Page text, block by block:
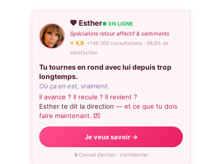
💖 Esther● EN LIGNE
Spécialiste retour affectif & sentiments
⭐ 4,9· +146 000 consultations · 99,6% de
satisfaction
Tu tournes en rond avec lui depuis trop
longtemps.
Où ça en est, vraiment.
Il avance ? Il recule ? Il revient ?
Esther te dit la direction — et ce que tu dois
faire maintenant. 💌
Je veux savoir →
🔒 Conseil d’action · confidentiel